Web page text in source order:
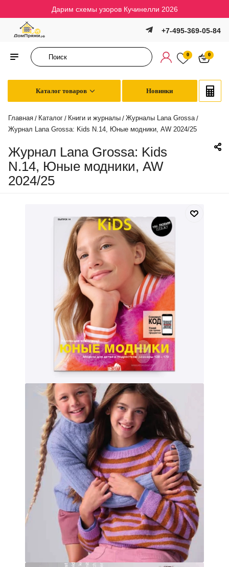
Дарим схемы узоров Кучинелли 2026
+7-495-369-05-84
0 0
Каталог товаров Новинки
Главная / Каталог / Книги и журналы / Журналы Lana Grossa /
Журнал Lana Grossa: Kids N.14, Юные модники, AW 2024/25
Журнал Lana Grossa: Kids
N.14, Юные модники, AW
2024/25